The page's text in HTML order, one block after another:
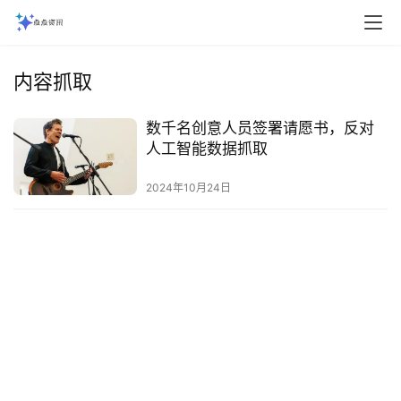
内容抓取
数千名创意人员签署请愿书，反对
人工智能数据抓取
2024年10月24日